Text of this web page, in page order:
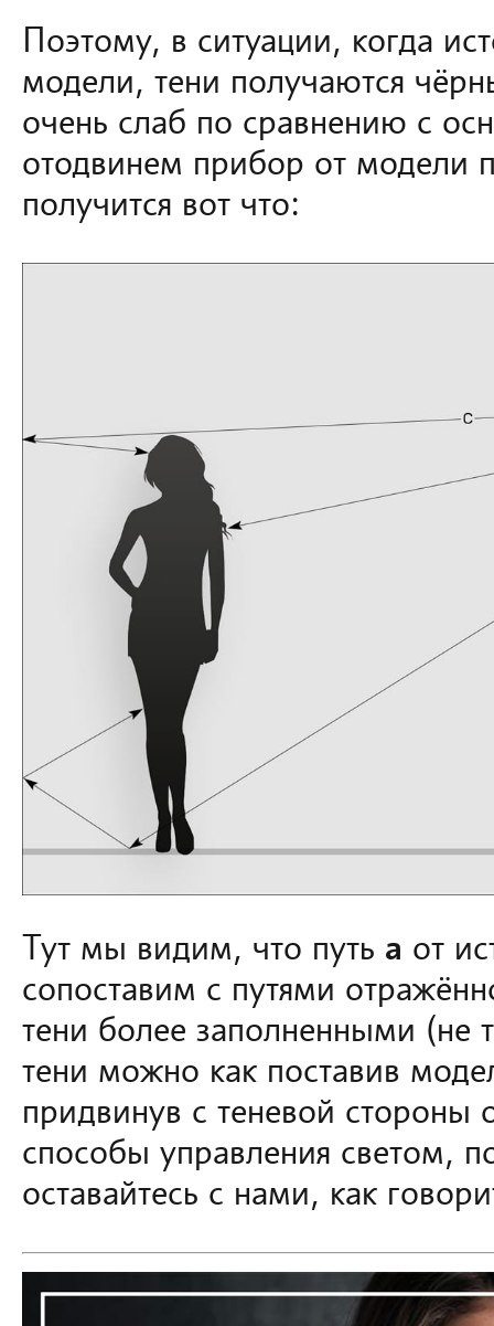
Поэтому, в ситуации, когда
модели, тени получаются
очень слаб по сравнению с
отодвинем прибор от модели
получится вот что:
Тут мы видим, что путь a от
сопоставим с путями
тени более заполненными (не
тени можно как поставив
придвинув с теневой
способы управления светом,
оставайтесь с нами, как